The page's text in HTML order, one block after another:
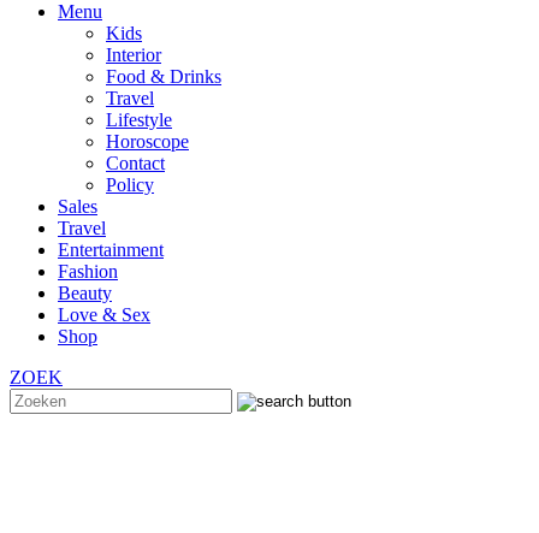
Menu
Kids
Interior
Food & Drinks
Travel
Lifestyle
Horoscope
Contact
Policy
Sales
Travel
Entertainment
Fashion
Beauty
Love & Sex
Shop
ZOEK